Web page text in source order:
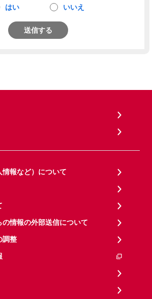
はい いいえ
送信する
報など）について
情報の外部送信について
調整